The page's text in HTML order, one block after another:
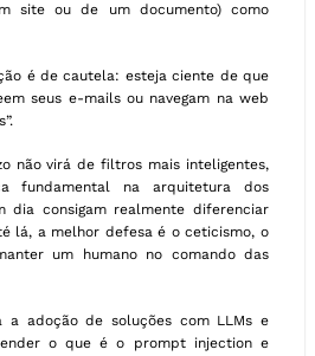
site ou de um documento) como
é de cautela: esteja ciente de que
seus e-mails ou navegam na web
não virá de filtros mais inteligentes,
fundamental na arquitetura dos
dia consigam realmente diferenciar
lá, a melhor defesa é o ceticismo, o
um humano no comando das
a adoção de soluções com LLMs e
o que é o prompt injection e